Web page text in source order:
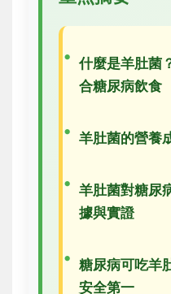
什麼是羊肚菌
合糖尿病飲食
羊肚菌的營養
羊肚菌對糖尿
據與實證
糖尿病可吃羊
安全第一